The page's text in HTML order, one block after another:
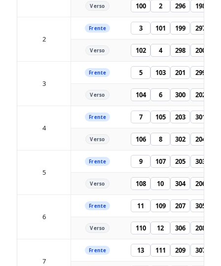
Verso 100 2 296 198
2
Frente 3 101 199 297
Verso 102 4 298 200
3
Frente 5 103 201 299
Verso 104 6 300 202
4
Frente 7 105 203 301
Verso 106 8 302 204
5
Frente 9 107 205 303
Verso 108 10 304 206
6
Frente 11 109 207 305
Verso 110 12 306 208
7
Frente 13 111 209 307